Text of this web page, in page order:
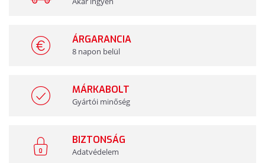
ÁRGARANCIA
8 napon belül
MÁRKABOLT
Gyártói minőség
BIZTONSÁG
Adatvédelem